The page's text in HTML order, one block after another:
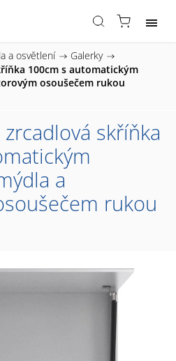
a osvětlení / Galerky /
100cm s automatickým
osoušečem rukou
zrcadlová skříňka
a
rukou